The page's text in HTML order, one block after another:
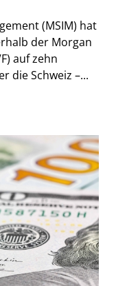
(MSIM) hat
der Morgan
auf zehn
die Schweiz –...